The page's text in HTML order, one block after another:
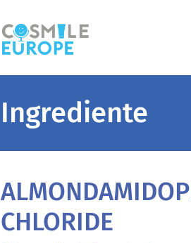
Ingrediente
CHLORIDE